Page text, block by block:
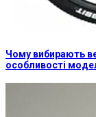
Чому вибирають
особливості